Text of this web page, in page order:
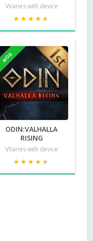
VVaries with device
★★★★★
★★★★★
MOD
ODIN:VALHALLA
RISING
VVaries with device
★★★★★
★★★★★